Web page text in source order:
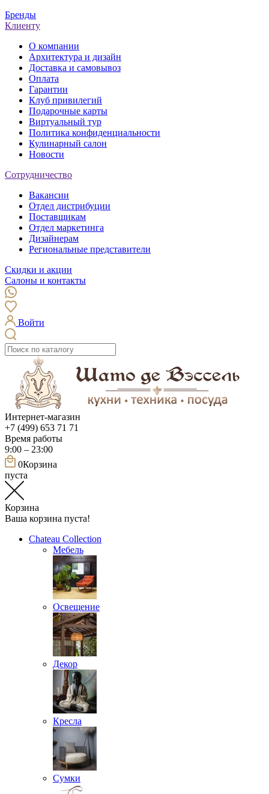
Бренды
Клиенту
О компании
Архитектура и дизайн
Доставка и самовывоз
Оплата
Гарантии
Клуб привилегий
Подарочные карты
Виртуальный тур
Политика конфиденциальности
Кулинарный салон
Новости
Сотрудничество
Вакансии
Отдел дистрибуции
Поставщикам
Отдел маркетинга
Дизайнерам
Региональные представители
Скидки и акции
Салоны и контакты
Войти
Интернет-магазин
+7 (499) 653 71 71
Время работы
9:00 – 23:00
0Корзина
пуста
Корзина
Ваша корзина пуста!
Chateau Collection
Мебель
Освещение
Декор
Кресла
Сумки